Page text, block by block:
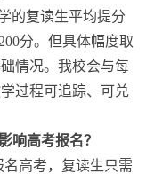
的复读生平均提分
分。但具体幅度取
情况。我校会与每
过程可追踪、可兑
响高考报名？
高考，复读生只需